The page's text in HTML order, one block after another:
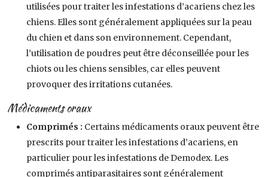
utilisées pour traiter les infestations d’acariens chez les
chiens. Elles sont généralement appliquées sur la peau
du chien et dans son environnement. Cependant,
l’utilisation de poudres peut être déconseillée pour les
chiots ou les chiens sensibles, car elles peuvent
provoquer des irritations cutanées.
Médicaments oraux
Comprimés : Certains médicaments oraux peuvent être
prescrits pour traiter les infestations d’acariens, en
particulier pour les infestations de Demodex. Les
comprimés antiparasitaires sont généralement